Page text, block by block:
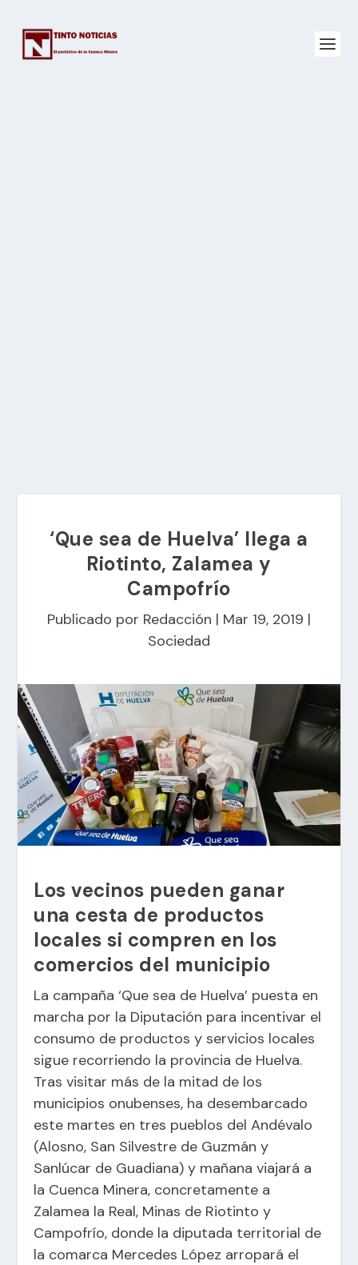
‘Que sea de Huelva’ llega a
Riotinto, Zalamea y
Campofrío
Publicado por Redacción | Mar 19, 2019 |
Sociedad
Los vecinos pueden ganar
una cesta de productos
locales si compren en los
comercios del municipio
La campaña ‘Que sea de Huelva’ puesta en
marcha por la Diputación para incentivar el
consumo de productos y servicios locales
sigue recorriendo la provincia de Huelva.
Tras visitar más de la mitad de los
municipios onubenses, ha desembarcado
este martes en tres pueblos del Andévalo
(Alosno, San Silvestre de Guzmán y
Sanlúcar de Guadiana) y mañana viajará a
la Cuenca Minera, concretamente a
Zalamea la Real, Minas de Riotinto y
Campofrío, donde la diputada territorial de
la comarca Mercedes López arropará el